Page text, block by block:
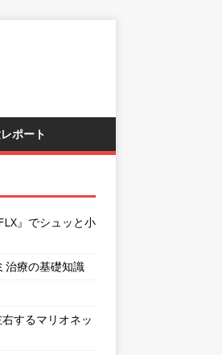
ポート
』でシュッと小
治療の基礎知識
するマリオネッ